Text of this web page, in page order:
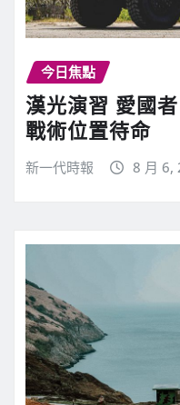
今日焦點
漢光演習 愛國
戰術位置待命
新一代時報 8 月 6,